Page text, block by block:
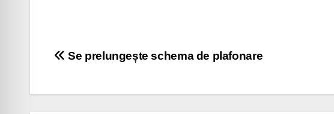
Navigare
Se prelungește schema de plafonare